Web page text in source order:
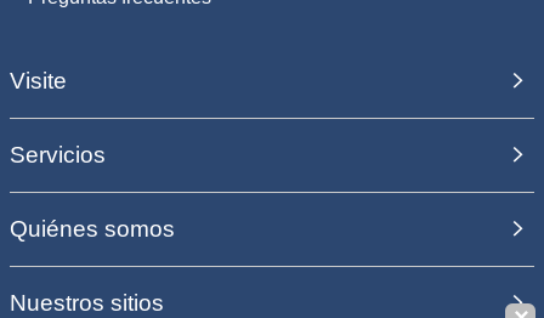
Visite
Servicios
Quiénes somos
Nuestros sitios